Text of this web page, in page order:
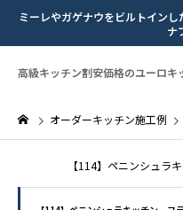
ミーレやガゲナウをビルトイン
ナ
高級キッチン割安価格のユーロキ
オーダーキッチン施工例
【114】ペニンシュラ